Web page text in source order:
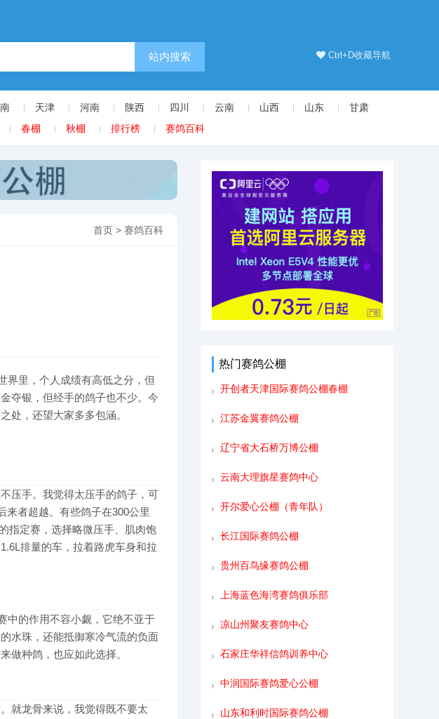
Ctrl+D收藏导航
站内搜索
天津 河南 陕西 四川 云南 山西 山东
甘肃
春棚 秋棚 排行榜 赛鸽百科
首页 >赛鸽百科
界里，个人成绩有高低之分，但
夺银，但经手的鸽子也不少。今
处，还望大家多多包涵。
压手。我觉得太压手的鸽子，可
来者超越。有些鸽子在300公里
指定赛，选择略微压手、肌肉饱
排量的车，拉着路虎车身和拉
中的作用不容小觑，它绝不亚于
水珠，还能抵御寒冷气流的负面
做种鸽，也应如此选择。
就龙骨来说，我觉得既不要太
热门赛鸽公棚
开创者天津国际赛鸽公棚春棚
江苏金翼赛鸽公棚
辽宁省大石桥万博公棚
云南大理旗星赛鸽中心
开尔爱心公棚（青年队）
长江国际赛鸽公棚
贵州百鸟缘赛鸽公棚
上海蓝色海湾赛鸽俱乐部
凉山州聚友赛鸽中心
石家庄华祥信鸽训养中心
中润国际赛鸽爱心公棚
山东和利时国际赛鸽公棚